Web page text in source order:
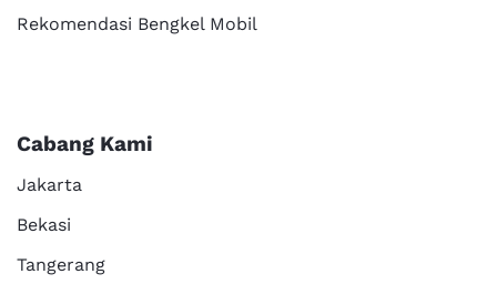
Rekomendasi Bengkel Mobil
Cabang Kami
Jakarta
Bekasi
Tangerang